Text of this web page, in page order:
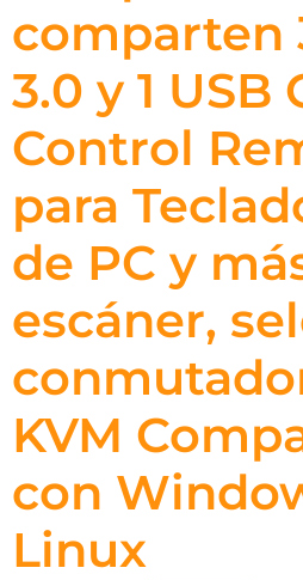
comparten
3.0 y 1 USB
Control
para
de PC y
escáner,
KVM
con
Linux